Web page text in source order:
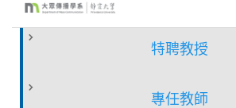
到
特聘教授
專任教師